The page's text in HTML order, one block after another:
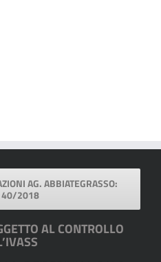
AG. ABBIATEGRASSO:
40/2018
AL CONTROLLO